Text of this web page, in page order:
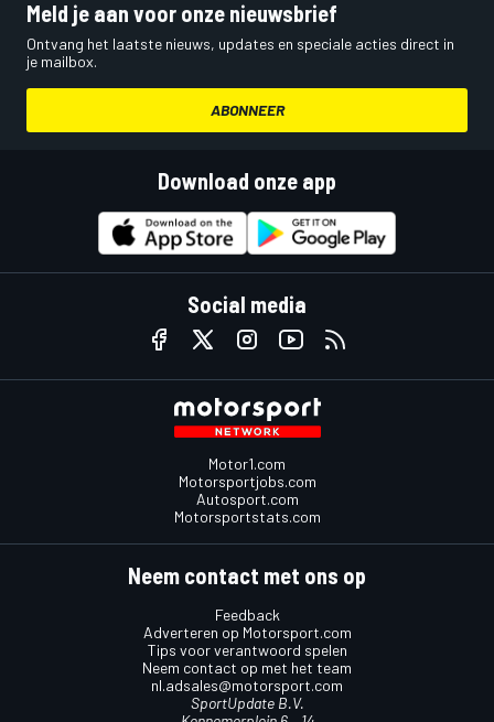
Meld je aan voor onze nieuwsbrief
Ontvang het laatste nieuws, updates en speciale acties direct in
je mailbox.
ABONNEER
Download onze app
Social media
Motor1.com
Motorsportjobs.com
Autosport.com
Motorsportstats.com
Neem contact met ons op
Feedback
Adverteren op Motorsport.com
Tips voor verantwoord spelen
Neem contact op met het team
nl.adsales@motorsport.com
SportUpdate B.V.